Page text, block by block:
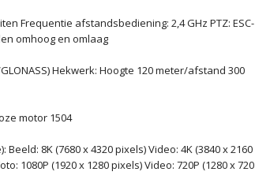
Frequentie afstandsbediening: 2,4 GHz PTZ: ESC-
omhoog en omlaag
Hekwerk: Hoogte 120 meter/afstand 300
motor 1504
8K (7680 x 4320 pixels) Video: 4K (3840 x 2160
1080P (1920 x 1280 pixels) Video: 720P (1280 x 720